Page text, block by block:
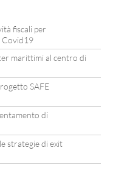
fiscali per
Covid19
marittimi al centro di
SAFE
di
strategie di exit